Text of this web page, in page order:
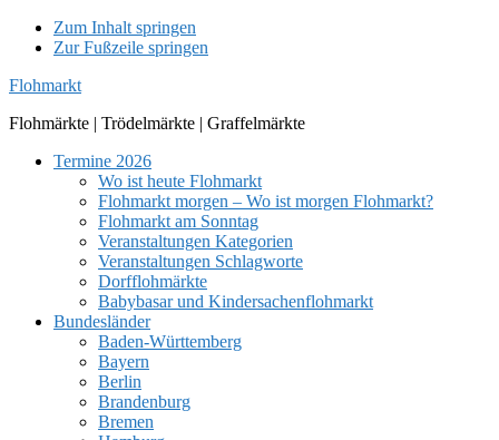
Zum Inhalt springen
Zur Fußzeile springen
Flohmarkt
Flohmärkte | Trödelmärkte | Graffelmärkte
Termine 2026
Wo ist heute Flohmarkt
Flohmarkt morgen – Wo ist morgen Flohmarkt?
Flohmarkt am Sonntag
Veranstaltungen Kategorien
Veranstaltungen Schlagworte
Dorfflohmärkte
Babybasar und Kindersachenflohmarkt
Bundesländer
Baden-Württemberg
Bayern
Berlin
Brandenburg
Bremen